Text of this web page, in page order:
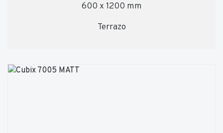
600 x 1200 mm
Terrazo